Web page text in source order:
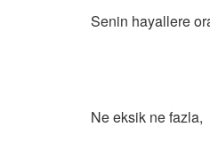
Senin hayallere
Ne eksik ne fazla,